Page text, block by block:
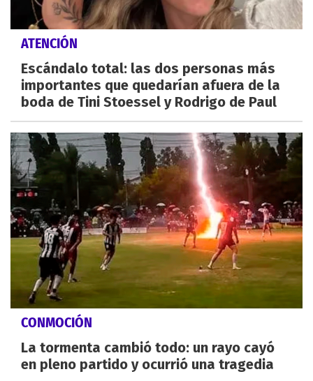
ATENCIÓN
Escándalo total: las dos personas más
importantes que quedarían afuera de la
boda de Tini Stoessel y Rodrigo de Paul
CONMOCIÓN
La tormenta cambió todo: un rayo cayó
en pleno partido y ocurrió una tragedia